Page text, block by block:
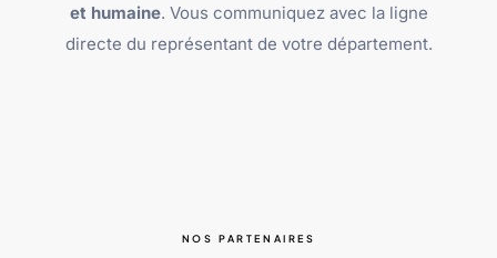
et humaine. Vous communiquez avec la ligne
directe du représentant de votre département.
NOS PARTENAIRES